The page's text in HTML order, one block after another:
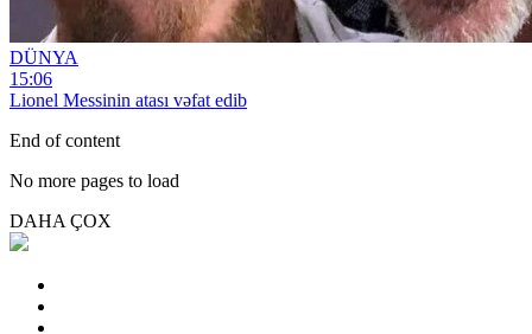
DÜNYA
15:06
Lionel Messinin atası vəfat edib
End of content
No more pages to load
DAHA ÇOX